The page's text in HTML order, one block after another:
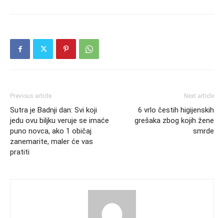
Previous article
Sutra je Badnji dan: Svi koji
jedu ovu biljku veruje se imaće
puno novca, ako 1 običaj
zanemarite, maler će vas
pratiti
Next article
6 vrlo čestih higijenskih
grešaka zbog kojih žene
smrde